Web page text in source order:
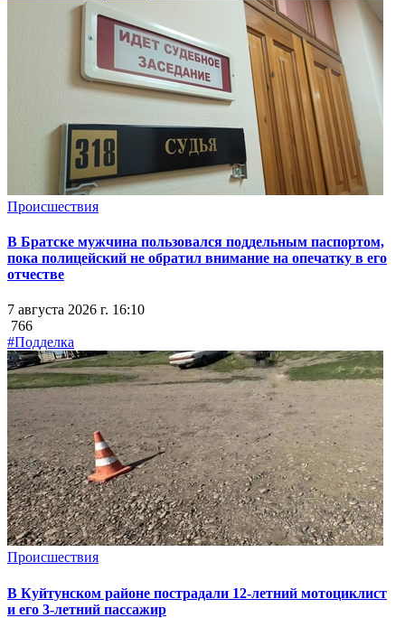
Происшествия
В Братске мужчина пользовался поддельным паспортом,
пока полицейский не обратил внимание на опечатку в его
отчестве
7 августа 2026 г. 16:10
766
#Подделка
Происшествия
В Куйтунском районе пострадали 12-летний мотоциклист
и его 3-летний пассажир